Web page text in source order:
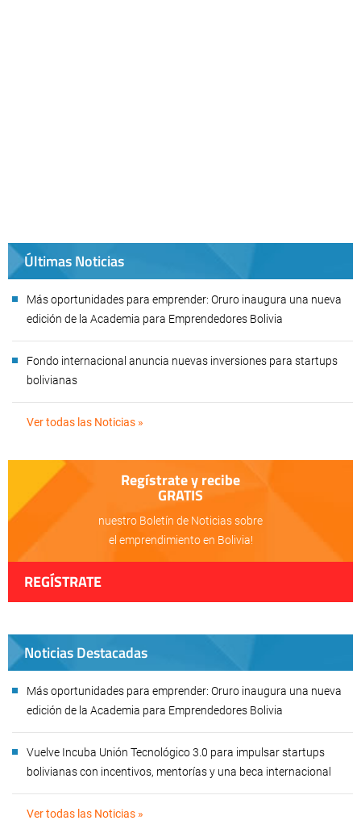
Últimas Noticias
Más oportunidades para emprender: Oruro inaugura una nueva
edición de la Academia para Emprendedores Bolivia
Fondo internacional anuncia nuevas inversiones para startups
bolivianas
Ver todas las Noticias »
Regístrate y recibe
GRATIS
nuestro Boletín de Noticias sobre
el emprendimiento en Bolivia!
REGÍSTRATE
Noticias Destacadas
Más oportunidades para emprender: Oruro inaugura una nueva
edición de la Academia para Emprendedores Bolivia
Vuelve Incuba Unión Tecnológico 3.0 para impulsar startups
bolivianas con incentivos, mentorías y una beca internacional
Ver todas las Noticias »